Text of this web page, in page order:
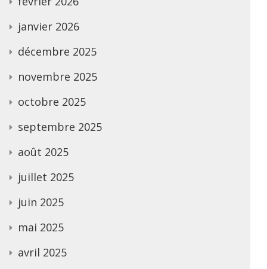
janvier 2026
décembre 2025
novembre 2025
octobre 2025
septembre 2025
août 2025
juillet 2025
juin 2025
mai 2025
avril 2025